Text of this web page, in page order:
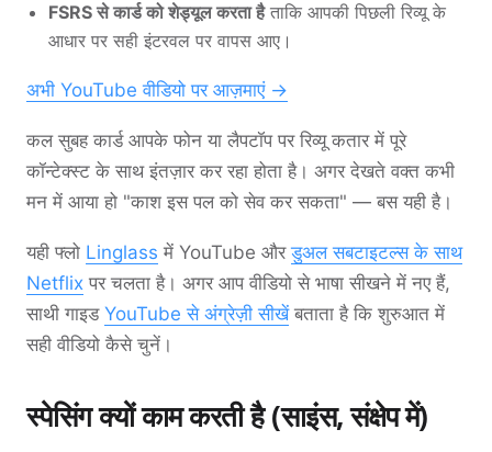
FSRS से कार्ड को शेड्यूल करता हैताकि आपकी पिछली रिव्यू के
आधार पर सही इंटरवल पर वापस आए।
अभी YouTube वीडियो पर आज़माएं →
कल सुबह कार्ड आपके फोन या लैपटॉप पर रिव्यू कतार में पूरे
कॉन्टेक्स्ट के साथ इंतज़ार कर रहा होता है। अगर देखते वक्त कभी
मन में आया हो "काश इस पल को सेव कर सकता" — बस यही है।
यही फ्लो Linglass में YouTube औरडुअल सबटाइटल्स के साथ
Netflix पर चलता है। अगर आप वीडियो से भाषा सीखने में नए हैं,
साथी गाइड YouTube से अंग्रेज़ी सीखेंबताता है कि शुरुआत में
सही वीडियो कैसे चुनें।
स्पेसिंग क्यों काम करती है (साइंस, संक्षेप में)